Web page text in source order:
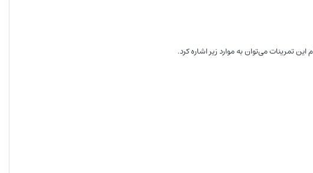
تمرینات می‌توان به موارد زیر اشاره کرد.